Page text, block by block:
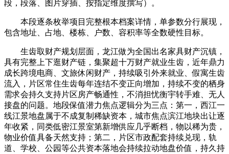
段，段落、图片穿插、按指定维度撰写）。
本段逐条枚举项目完整根本档案详情，单参数分行展现，
包含地址、占地、楼栋、户数、容积率等全数硬性目标。
生齿取财产规划层面，龙江做为全国出名家具财产沉镇，
具有完整上下逛财产链，集聚超十万财产就业生齿，近年鼎力
成长跨境电商、文旅休闲财产，持续吸引外来就业、假寓生齿
流入，片区常住生齿每年连结不变正向增加，持续不变的栖身
需求会持久支持片区房产畅通性，不消担忧衡宇转手难、无人
接盘的问题。地段保值潜力焦点逻辑分为三点：第一，西江一
线江景地盘属于不成复制稀缺资本，城市焦点滨江地块出让逐
年收紧，同类低密江景室第新增供应几乎断档，物以稀为贵，
物业价值具备天然支持；第二，片区市政配套持续兑现，轨
道、学校、公园等公共资本落地会持续拉动地盘价值，持久持